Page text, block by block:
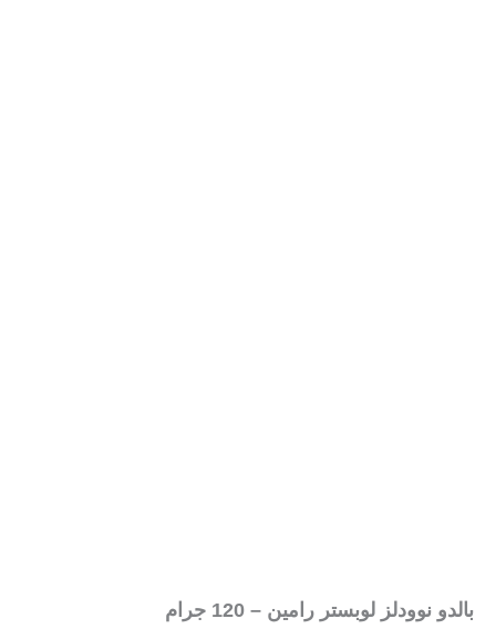
بالدو نوودلز لوبستر رامين – 120 جرام